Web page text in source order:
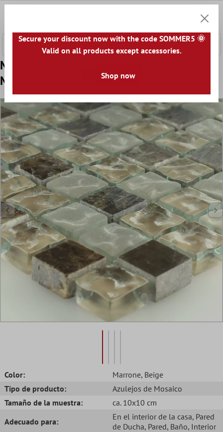
Cesta
Muestra Azulejos De Mosaico Cristal
Mármol Quebeck Marrón
Color: Marrone, Beige
Tipo de producto:
Azulejos de Mosaico
Tamaño de la muestra:
ca. 10x10 cm
Adecuado para:
En el interior de la casa, Pared
de Ducha, Pared, Baño, Interior
Secure your discount now with the code SOMMER5 🌞
Valid on all products except accessories.
Shop now